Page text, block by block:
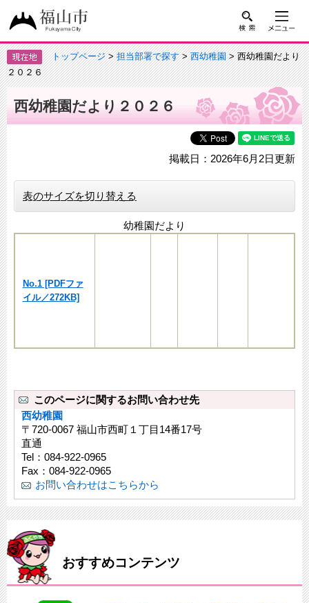
トップページ>担当部署で探す>西幼稚園> 西幼稚園だより
２０２６
西幼稚園だより２０２６
掲載日：2026年6月2日更新
表のサイズを切り替える
幼稚園だより
No.1 [PDFファ
イル／272KB]
このページに関するお問い合わせ先
西幼稚園
〒720‐0067 福山市西町１丁目14番17号
直通
Tel：084‐922‐0965
Fax：084‐922‐0965
お問い合わせはこちらから
おすすめコンテンツ